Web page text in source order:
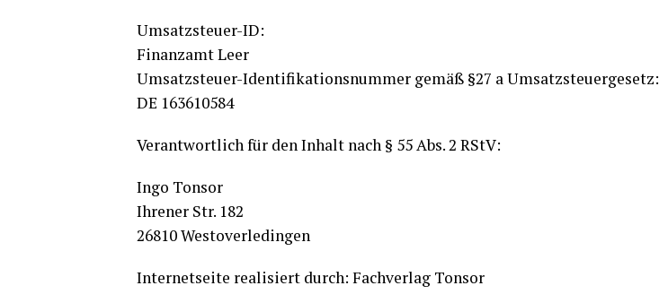
Umsatz­steu­er-ID:
Finanz­amt Leer
Umsatz­steu­er-Iden­ti­fi­ka­ti­ons­num­mer gemäß §27 a Umsatz­steu­er­ge­setz:
DE 163610584
Ver­ant­wort­lich für den Inhalt nach § 55 Abs. 2 RStV:
Ingo Ton­sor
Ihre­ner Str. 182
26810 Wes­t­ov­er­le­din­gen
Inter­net­sei­te rea­li­siert durch: Fach­ver­lag Tonsor